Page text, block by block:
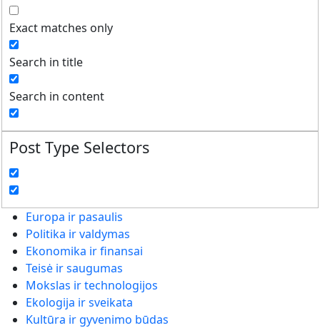
Exact matches only
Search in title
Search in content
Post Type Selectors
Europa ir pasaulis
Politika ir valdymas
Ekonomika ir finansai
Teisė ir saugumas
Mokslas ir technologijos
Ekologija ir sveikata
Kultūra ir gyvenimo būdas